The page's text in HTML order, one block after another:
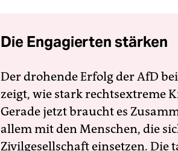
Die Engagierten stärken
Der drohende Erfolg der AfD
zeigt, wie stark rechtsextreme
Gerade jetzt braucht es
allem mit den Menschen, die
Zivilgesellschaft einsetzen. Die